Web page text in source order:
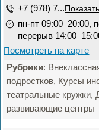
+7 (978) 7...
пн-пт 09:00–20:00,
перерыв
Посмотреть на карте
Рубрики:
подростков, Курсы
театральные кружки,
развивающие центры